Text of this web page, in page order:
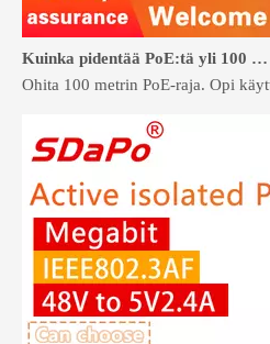
Kuinka pidentää PoE:tä yli 100 metriin ilman uudelleenjohdotusta
Ohita 100 metrin PoE-raja. Opi